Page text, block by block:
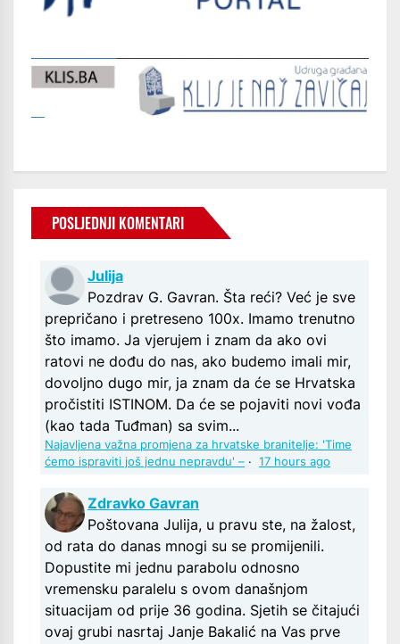
POSLJEDNJI KOMENTARI
Julija
Pozdrav G. Gavran. Šta reći? Već je sve
prepričano i pretreseno 100x. Imamo trenutno
što imamo. Ja vjerujem i znam da ako ovi
ratovi ne dođu do nas, ako budemo imali mir,
dovoljno dugo mir, ja znam da će se Hrvatska
pročistiti ISTINOM. Da će se pojaviti novi vođa
(kao tada Tuđman) sa svim...
Najavljena važna promjena za hrvatske branitelje: 'Time
ćemo ispraviti još jednu nepravdu' – · 17 hours ago
Zdravko Gavran
Poštovana Julija, u pravu ste, na žalost,
od rata do danas mnogi su se promijenili.
Dopustite mi jednu parabolu odnosno
vremensku paralelu s ovom današnjom
situacijam od prije 36 godina. Sjetih se čitajući
ovaj grubi nasrtaj Janje Bakalić na Vas prve